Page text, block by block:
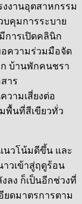
งานอุตสาหกรรม
บคุมการระบาย
การเปิดคลินิก
ความร่วมมือจัด
ก บ้านพักคนชรา
าร
วามเสี่ยงต่อ
พื้นที่สีเขียวทั่ว
วโน้มดีขึ้น และ
วเข้าสู่ฤดูร้อน
ลง ก็เป็นอีกช่วงที่
ยดมาตรการตาม